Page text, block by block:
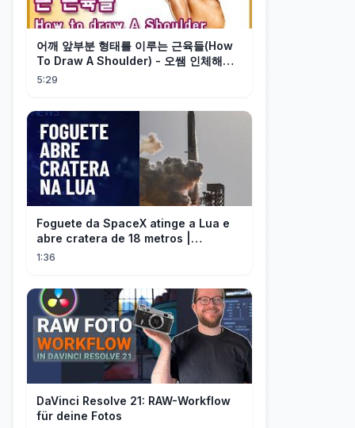
어깨 앞부분 형태를 이루는 근육들(How
To Draw A Shoulder) - 오쌤 인체해부
학(Anatomy Teacher O)
5:29
Foguete da SpaceX atinge a Lua e
abre cratera de 18 metros |
InfoMoney News
1:36
DaVinci Resolve 21: RAW-Workflow
für deine Fotos